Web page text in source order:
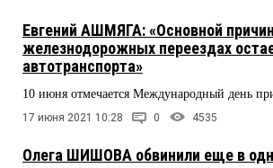
Евгений АШМЯГА: «Основной
железнодорожных переездах
автотранспорта»
10 июня отмечается Международный день
17 июня 2021 10:28 0 4535
Олега ШИШОВА обвинили еще в